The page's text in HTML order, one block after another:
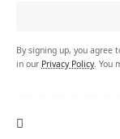
By signing up, you agree
in our Privacy Policy. You